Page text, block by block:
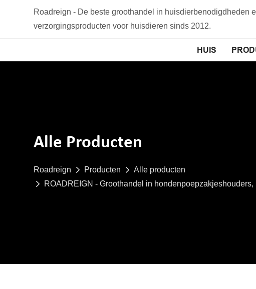
Roadreign - De beste groothandel in huisdierbenodigdheden
verzorgingsproducten voor huisdieren sinds 2012.
HUIS
Alle Producten
Roadreign Producten
Alle producten
ROADREIGN - Groothandel in